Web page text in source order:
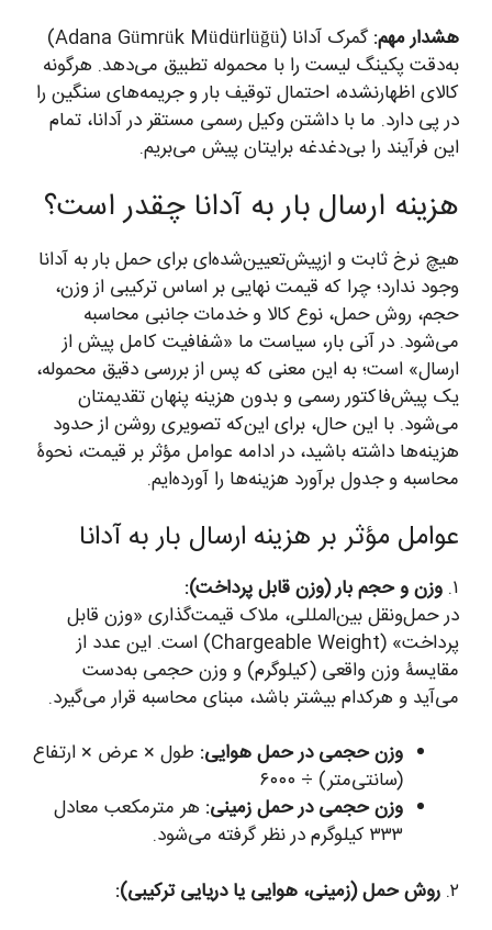
هشدار مهم:
گمرک آدانا (Adana Gümrük Müdürlüğü)
به‌دقت پکینگ لیست را با محموله تطبیق می‌دهد. هرگونه
کالای اظهارنشده، احتمال توقیف بار و جریمه‌های سنگین را
در پی دارد. ما با داشتن وکیل رسمی مستقر در آدانا، تمام
این فرآیند را بی‌دغدغه برایتان پیش می‌بریم.
هزینه ارسال بار به آدانا چقدر است؟
هیچ نرخ ثابت و ازپیش‌تعیین‌شده‌ای برای حمل بار به آدانا
وجود ندارد؛ چرا که قیمت نهایی بر اساس ترکیبی از وزن،
حجم، روش حمل، نوع کالا و خدمات جانبی محاسبه
می‌شود. در آنی بار، سیاست ما «شفافیت کامل پیش از
ارسال» است؛ به این معنی که پس از بررسی دقیق محموله،
یک پیش‌فاکتور رسمی و بدون هزینه پنهان تقدیمتان
می‌شود. با این حال، برای این‌که تصویری روشن از حدود
هزینه‌ها داشته باشید، در ادامه عوامل مؤثر بر قیمت، نحوۀ
محاسبه و جدول برآورد هزینه‌ها را آورده‌ایم.
عوامل مؤثر بر هزینه ارسال بار به آدانا
۱. وزن و حجم بار (وزن قابل پرداخت):
در حمل‌ونقل بین‌المللی، ملاک قیمت‌گذاری «وزن قابل
پرداخت» (Chargeable Weight) است. این عدد از
مقایسۀ وزن واقعی (کیلوگرم) و وزن حجمی به‌دست
می‌آید و هرکدام بیشتر باشد، مبنای محاسبه قرار می‌گیرد.
وزن حجمی در حمل هوایی: طول × عرض × ارتفاع
(سانتی‌متر) ÷ ۶۰۰۰
وزن حجمی در حمل زمینی: هر مترمکعب معادل
۳۳۳ کیلوگرم در نظر گرفته می‌شود.
۲. روش حمل (زمینی، هوایی یا دریایی ترکیبی):